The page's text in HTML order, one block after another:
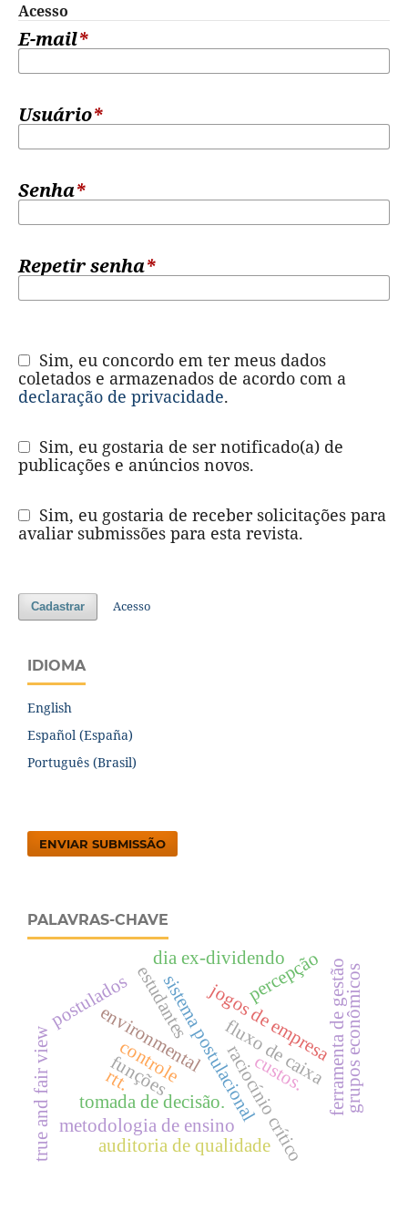
Acesso
E-mail*
Usuário*
Senha*
Repetir senha*
coletados e armazenados de acordo com a
declaração de privacidade.
publicações e anúncios novos.
avaliar submissões para esta revista.
Cadastrar Acesso
IDIOMA
English
Español (España)
Português (Brasil)
ENVIAR SUBMISSÃO
PALAVRAS-CHAVE
environmentalsistema postulacionalfluxo de caixaferramenta de gestão
controle
tomada de decisão.raciocínio crítico
jogos de empresa
metodologia de ensino
funções
percepção
estudantes
postulados
true and fair view grupos econômicos
auditoria de qualidade
custos.
dia ex-dividendo
rtt.